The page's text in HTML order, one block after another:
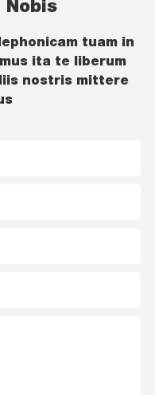
tuam in
ita te liberum
nostris mittere